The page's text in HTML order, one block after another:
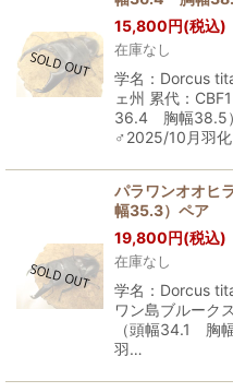
15,800円(税込)
在庫なし
学名：Dorcus
ェ州 累代：
36.4 胸幅38.5
♂2025/10月羽
パラワンオオ
幅35.3）ペア
19,800円(税込)
在庫なし
学名：Dorcus
ワン島ブルー
（頭幅34.1 胸
羽…